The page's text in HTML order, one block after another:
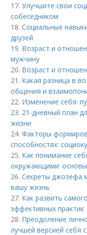
17.Улучшите свои
собеседником
18.Социальные
друзей
19. Возраст и
мужчину
20. Возраст и
21. Какая разница в
общения и
22. Изменение себя:
23. 21-дневный план
жизни
24.Факторы
способностях:
25. Как понимание
окружающими: основы
26.Секреты джозефа
вашу жизнь
27. Как развить
эффективных практик
28. Преодоление
лучшей версией себя